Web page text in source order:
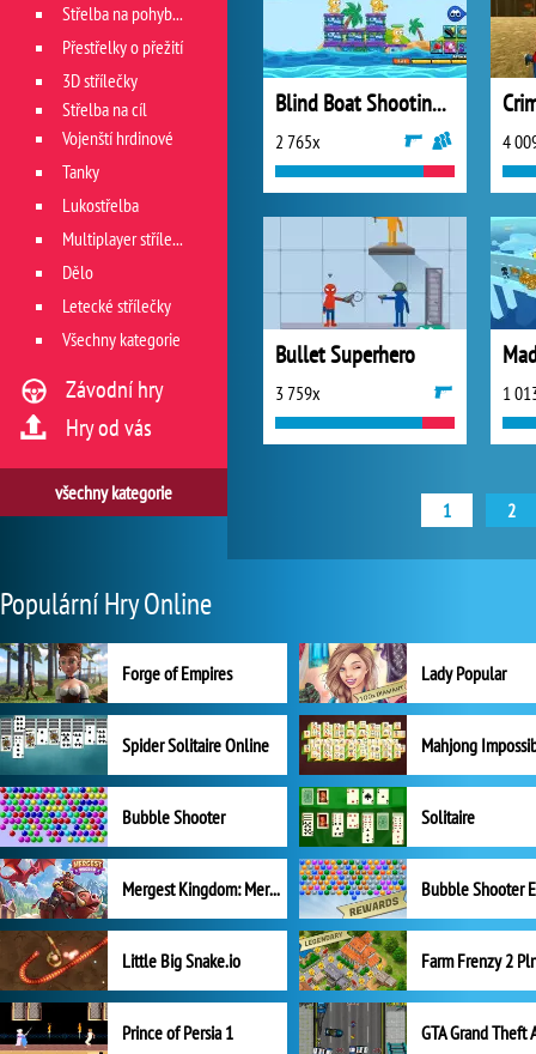
Blind Boat Shooting Master
2 765x 4
Bullet Superhero
3 759x 1
1 2
Střelba na pohyblivý cíl
Přestřelky o přežití
3D střílečky
Střelba na cíl
Vojenští hrdinové
Tanky
Lukostřelba
Multiplayer střílečky
Dělo
Letecké střílečky
Všechny kategorie
Závodní hry
Hry od vás
všechny kategorie
Populární Hry Online
Forge of Empires Lady Popular
Spider Solitaire Online Mahjong
Bubble Shooter Solitaire
Mergest Kingdom: Merge Puzzle
Little Big Snake.io
Prince of Persia 1 GTA Grand Theft